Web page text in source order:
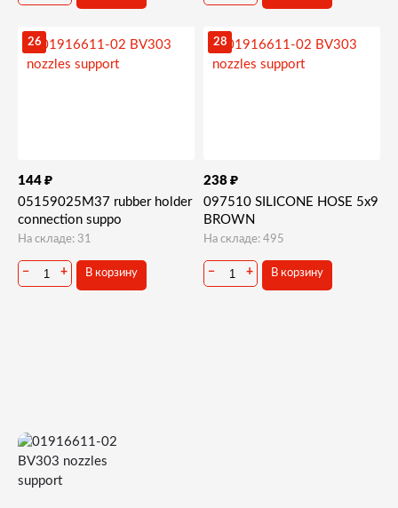
26
144 ₽
05159025M37 rubber holder
connection suppo
На складе: 31
− + В корзину
28
238 ₽
097510 SILICONE HOSE 5x9
BROWN
На складе: 495
− + В корзину